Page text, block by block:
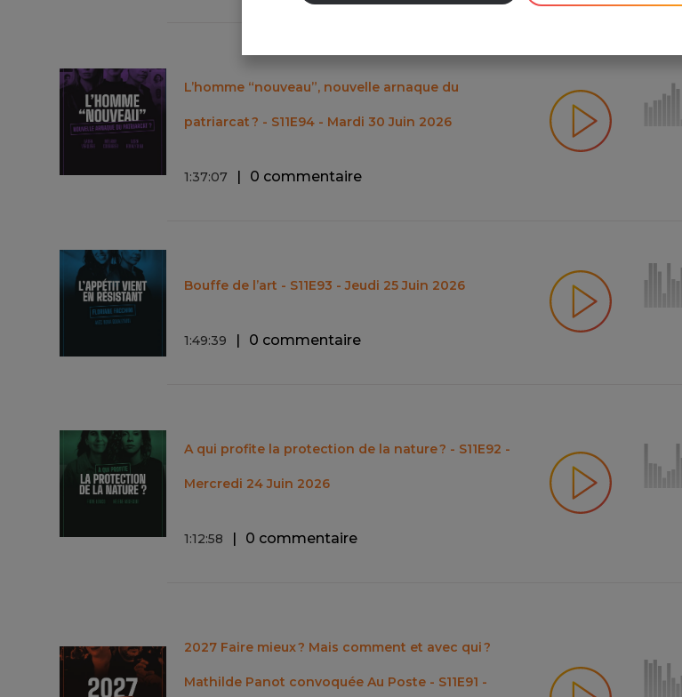
L’homme “nouveau”, nouvelle arnaque du
patriarcat ? - S11E94 - Mardi 30 Juin 2026
1:37:07 0 commentaire
Bouffe de l’art - S11E93 - Jeudi 25 Juin 2026
1:49:39 0 commentaire
A qui profite la protection de la nature ? - S11E92 -
Mercredi 24 Juin 2026
1:12:58 0 commentaire
2027 Faire mieux ? Mais comment et avec qui ?
Mathilde Panot convoquée Au Poste - S11E91 -